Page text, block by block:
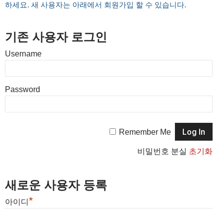
하세요. 새 사용자는 아래에서 회원가입 할 수 있습니다.
기존 사용자 로그인
Username
Password
Remember Me
비밀번호 분실 초기화
새로운 사용자 등록
아이디 *